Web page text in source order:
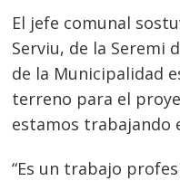
El jefe comunal
Serviu, de la Seremi
de la Municipalidad
terreno para el
estamos trabajando
“Es un trabajo